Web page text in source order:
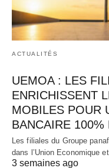
ACTUALITÉS
UEMOA : LES
ENRICHISSENT
MOBILES POUR
BANCAIRE 100%
Les filiales du Groupe
dans l’Union Economique
3 semaines ago